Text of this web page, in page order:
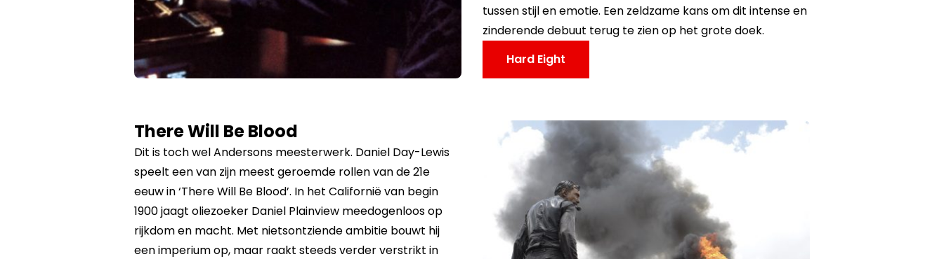
tussen stijl en emotie. Een zeldzame kans om dit intense en
zinderende debuut terug te zien op het grote doek.
Hard Eight
There Will Be Blood
Dit is toch wel Andersons meesterwerk. Daniel Day-Lewis
speelt een van zijn meest geroemde rollen van de 21e
eeuw in ‘There Will Be Blood’. In het Californië van begin
1900 jaagt oliezoeker Daniel Plainview meedogenloos op
rijkdom en macht. Met nietsontziende ambitie bouwt hij
een imperium op, maar raakt steeds verder verstrikt in